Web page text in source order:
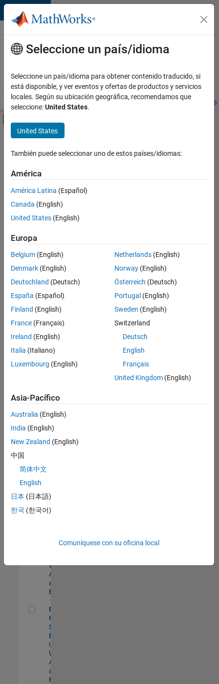
Saltar al contenido
Ofertas
de
empleo
MathWorks
Visión general Búsqueda de empleo Oficinas locales
Contenido principal
FILTRADO POR
Release Engineering
User Experience
Web Applications and Services
Ordenar por
Guardar
empleos
seleccionados
No se
han
traducido
todos
los
empleos.
Busque
por
ubicación
todos
empleos
en su
zona.
Senior Program Manager
US-MA-Natick
Management |
Cloud Solution
Architect
Web
Applications
and Services |
Experimentado
Principal Cloud Software Engineer
Principal
Cloud
Software
Engineer
US-MA-Natick
Web
Applications
and Services |
Experimentado
Seleccione un país/idioma
Seleccione un país/idioma para obtener contenido traducido, si
está disponible, y ver eventos y ofertas de productos y servicios
locales. Según su ubicación geográfica, recomendamos que
seleccione:United States.
United States
También puede seleccionar uno de estos países/idiomas:
América
América Latina (Español)
Canada (English)
United States (English)
Europa
Belgium (English)
Denmark (English)
Deutschland (Deutsch)
España (Español)
Finland (English)
France (Français)
Ireland (English)
Italia (Italiano)
Luxembourg (English)
Netherlands(English)
Norway(English)
Österreich (Deutsch)
Portugal (English)
Sweden (English)
Switzerland
Deutsch
English
Français
United Kingdom(English)
Asia-Pacífico
Australia (English)
India (English)
New Zealand (English)
中国
简体中文
English
日本 (日本語)
한국 (한국어)
Comuníquese con su oficina local